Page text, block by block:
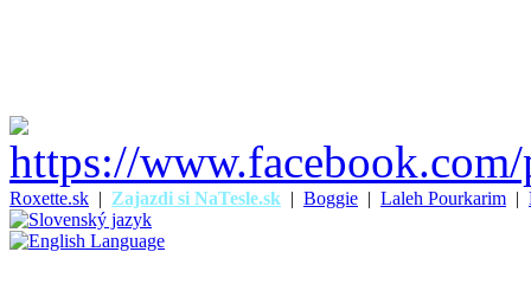
Roxette.sk | Zajazdi si NaTesle.sk | Boggie | Laleh Pourkarim |